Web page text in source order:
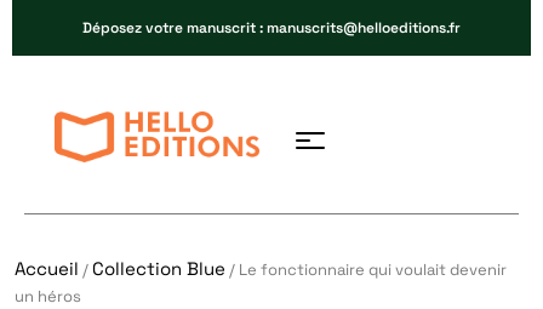
Déposez votre manuscrit : manuscrits@helloeditions.fr
Accueil /Collection Blue / Le fonctionnaire qui voulait devenir
un héros